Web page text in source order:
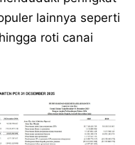
lainnya seperti
roti canai